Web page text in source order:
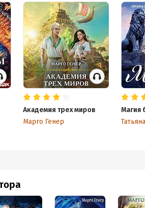
Академия трех миров
Марго Генер
Магия